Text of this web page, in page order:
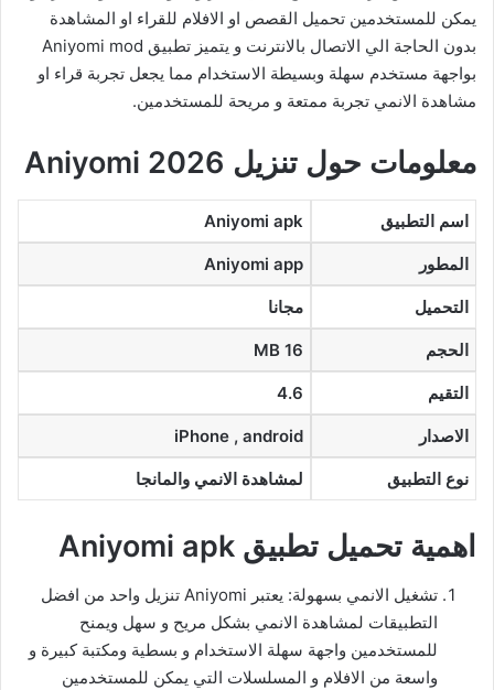
يمكن للمستخدمين تحميل القصص او الافلام للقراء او المشاهدة
بدون الحاجة الي الاتصال بالانترنت و يتميز تطبيق Aniyomi mod
بواجهة مستخدم سهلة وبسيطة الاستخدام مما يجعل تجربة قراء او
مشاهدة الانمي تجربة ممتعة و مريحة للمستخدمين.
معلومات حول تنزيل Aniyomi 2026
اسم التطبيق Aniyomi apk
المطور Aniyomi app
التحميل مجانا
الحجم 16 MB
التقيم 4.6
الاصدار iPhone , android
نوع التطبيق لمشاهدة الانمي والمانجا
اهمية تحميل تطبيق Aniyomi apk
تشغيل الانمي بسهولة: يعتبر Aniyomi تنزيل واحد من افضل
التطبيقات لمشاهدة الانمي بشكل مريح و سهل ويمنح
للمستخدمين واجهة سهلة الاستخدام و بسطية ومكتبة كبيرة و
واسعة من الافلام و المسلسلات التي يمكن للمستخدمين